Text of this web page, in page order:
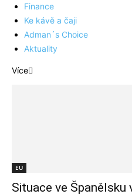
Finance
Ke kávě a čaji
Adman´s Choice
Aktuality
Více
EU
Situace ve Španělsku